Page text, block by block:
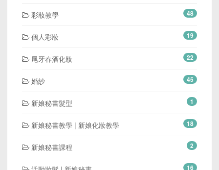
彩妝教學 48
個人彩妝 19
尾牙春酒化妝 22
婚紗 45
新娘秘書髮型 1
新娘秘書教學 | 新娘化妝教學 18
新娘秘書課程 2
16